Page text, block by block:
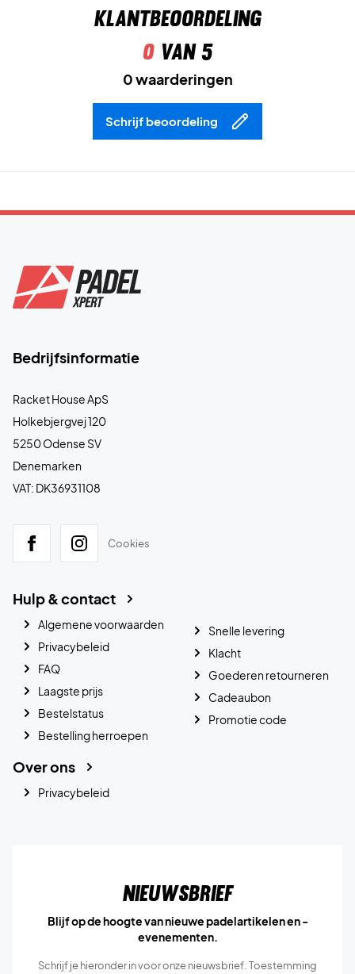
Klantbeoordeling
0van 5
0 waarderingen
Schrijf beoordeling
Bedrijfsinformatie
Racket House ApS
Holkebjergvej 120
5250 Odense SV
Denemarken
VAT: DK36931108
Cookies
Hulp & contact
Algemene voorwaarden
Privacybeleid
FAQ
Laagste prijs
Bestelstatus
Bestelling herroepen
Snelle levering
Klacht
Goederen retourneren
Cadeaubon
Promotie code
Over ons
Privacybeleid
Nieuwsbrief
Blijf op de hoogte van nieuwe padelartikelen en -
evenementen.
Schrijf je hieronder in voor onze nieuwsbrief. Toestemming